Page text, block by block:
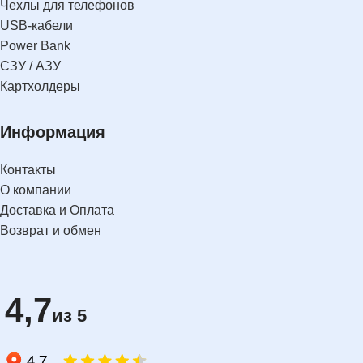
Чехлы для телефонов
USB-кабели
Power Bank
СЗУ / АЗУ
Картхолдеры
Информация
Контакты
О компании
Доставка и Оплата
Возврат и обмен
4,7из 5